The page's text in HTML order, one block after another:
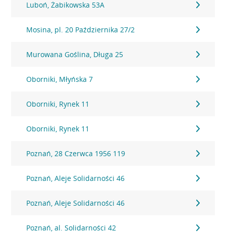
Luboń, Żabikowska 53A
Mosina, pl. 20 Października 27/2
Murowana Goślina, Długa 25
Oborniki, Młyńska 7
Oborniki, Rynek 11
Oborniki, Rynek 11
Poznań, 28 Czerwca 1956 119
Poznań, Aleje Solidarności 46
Poznań, Aleje Solidarności 46
Poznań, al. Solidarności 42